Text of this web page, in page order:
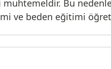
muhtemeldir. Bu
ve beden eğitimi